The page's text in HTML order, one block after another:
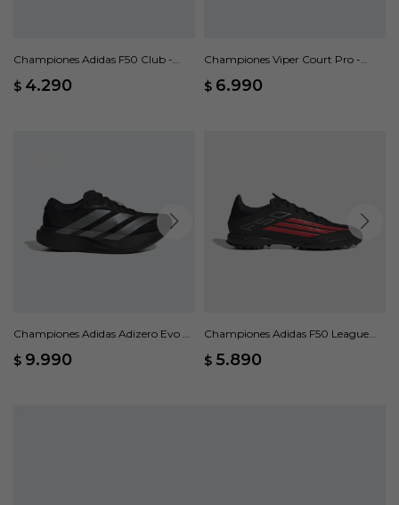
Championes Adidas F50 Club -
$ 4.290
Championes Viper Court Pro -
$ 6.990
Championes Adidas Adizero Evo SL
$ 9.990
Championes Adidas F50 League
$ 5.890